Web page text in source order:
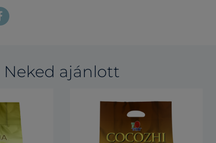
Neked ajánlott